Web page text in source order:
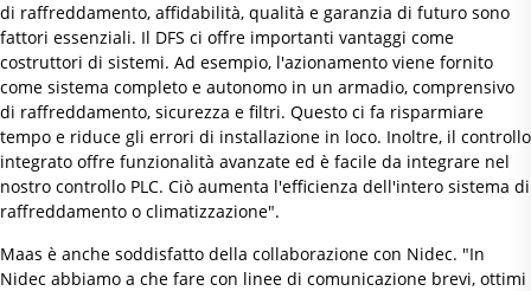
di raffreddamento, affidabilità, qualità e garanzia di futuro sono
fattori essenziali. Il DFS ci offre importanti vantaggi come
costruttori di sistemi. Ad esempio, l'azionamento viene fornito
come sistema completo e autonomo in un armadio, comprensivo
di raffreddamento, sicurezza e filtri. Questo ci fa risparmiare
tempo e riduce gli errori di installazione in loco. Inoltre, il controllo
integrato offre funzionalità avanzate ed è facile da integrare nel
nostro controllo PLC. Ciò aumenta l'efficienza dell'intero sistema di
raffreddamento o climatizzazione".
Maas è anche soddisfatto della collaborazione con Nidec. "In
Nidec abbiamo a che fare con linee di comunicazione brevi, ottimi